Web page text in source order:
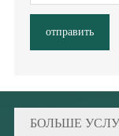
отправить
БОЛЬШЕ